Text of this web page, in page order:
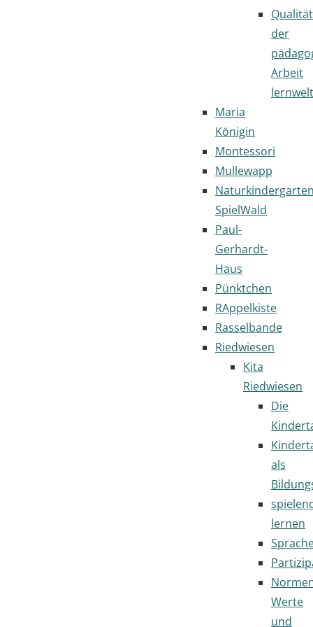
Qualität
der
Arbeit
lernwelt
Maria
Königin
Montessori
Mullewapp
SpielWald
Paul-
Gerhardt-
Haus
Pünktchen
RAppelkiste
Rasselbande
Riedwiesen
Kita
Riedwiesen
Die
als
lernen
Werte
und